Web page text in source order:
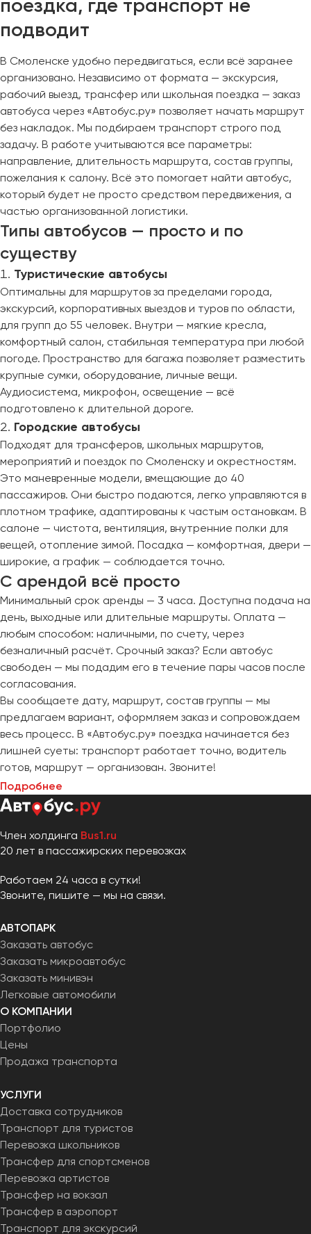
поездка, где транспорт не
подводит
В Смоленске удобно передвигаться, если всё заранее
организовано. Независимо от формата — экскурсия,
рабочий выезд, трансфер или школьная поездка — заказ
автобуса через «Автобус.ру» позволяет начать маршрут
без накладок. Мы подбираем транспорт строго под
задачу. В работе учитываются все параметры:
направление, длительность маршрута, состав группы,
пожелания к салону. Всё это помогает найти автобус,
который будет не просто средством передвижения, а
частью организованной логистики.
Типы автобусов — просто и по
существу
Туристические автобусы
Оптимальны для маршрутов за пределами города,
экскурсий, корпоративных выездов и туров по области,
для групп до 55 человек. Внутри — мягкие кресла,
комфортный салон, стабильная температура при любой
погоде. Пространство для багажа позволяет разместить
крупные сумки, оборудование, личные вещи.
Аудиосистема, микрофон, освещение — всё
подготовлено к длительной дороге.
Городские автобусы
Подходят для трансферов, школьных маршрутов,
мероприятий и поездок по Смоленску и окрестностям.
Это маневренные модели, вмещающие до 40
пассажиров. Они быстро подаются, легко управляются в
плотном трафике, адаптированы к частым остановкам. В
салоне — чистота, вентиляция, внутренние полки для
вещей, отопление зимой. Посадка — комфортная, двери —
широкие, а график — соблюдается точно.
С арендой всё просто
Минимальный срок аренды — 3 часа. Доступна подача на
день, выходные или длительные маршруты. Оплата —
любым способом: наличными, по счету, через
безналичный расчёт. Срочный заказ? Если автобус
свободен — мы подадим его в течение пары часов после
согласования.
Вы сообщаете дату, маршрут, состав группы — мы
предлагаем вариант, оформляем заказ и сопровождаем
весь процесс. В «Автобус.ру» поездка начинается без
лишней суеты: транспорт работает точно, водитель
готов, маршрут — организован. Звоните!
Подробнее
Член холдинга Bus1.ru
20 лет в пассажирских перевозках
Работаем 24 часа в сутки!
Звоните, пишите — мы на связи.
АВТОПАРК
Заказать автобус
Заказать микроавтобус
Заказать минивэн
Легковые автомобили
О КОМПАНИИ
Портфолио
Цены
Продажа транспорта
УСЛУГИ
Доставка сотрудников
Транспорт для туристов
Перевозка школьников
Трансфер для спортсменов
Перевозка артистов
Трансфер на вокзал
Трансфер в аэропорт
Транспорт для экскурсий